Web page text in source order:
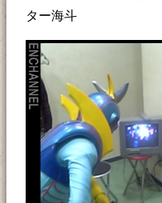
ター海斗